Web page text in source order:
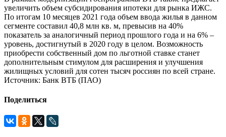
увеличить объем субсидирования ипотеки для рынка ИЖС.
По итогам 10 месяцев 2021 года объем ввода жилья в данном
сегменте составил 40,8 млн кв. м, превысив на 40%
показатель за аналогичный период прошлого года и на 6% –
уровень, достигнутый в 2020 году в целом. Возможность
приобрести собственный дом по льготной ставке станет
дополнительным стимулом для расширения и улучшения
жилищных условий для сотен тысяч россиян по всей стране.
Источник: Банк ВТБ (ПАО)
Поделиться